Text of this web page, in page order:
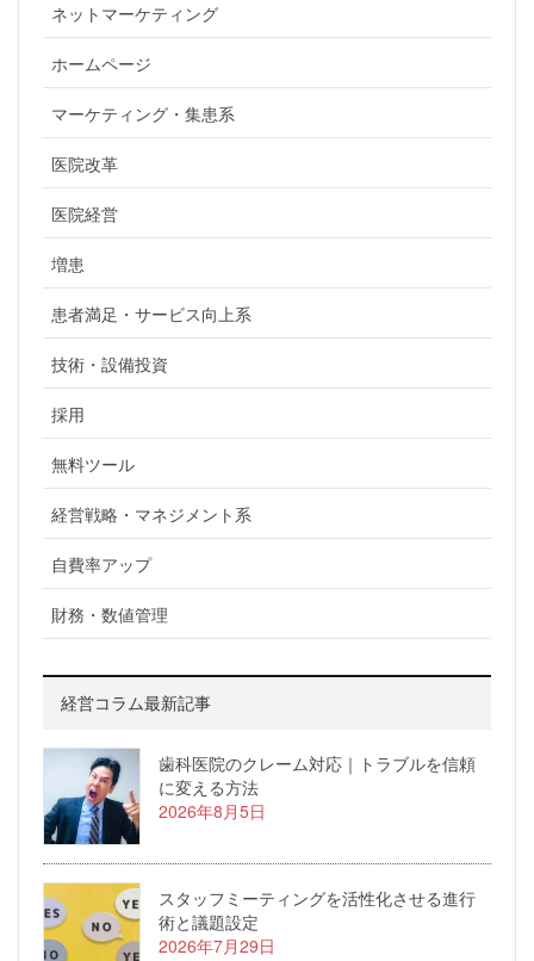
ネットマーケティング
ホームページ
マーケティング・集患系
医院改革
医院経営
増患
患者満足・サービス向上系
技術・設備投資
採用
無料ツール
経営戦略・マネジメント系
自費率アップ
財務・数値管理
経営コラム最新記事
歯科医院のクレーム対応｜トラブルを信頼
に変える方法
2026年8月5日
スタッフミーティングを活性化させる進行
術と議題設定
2026年7月29日